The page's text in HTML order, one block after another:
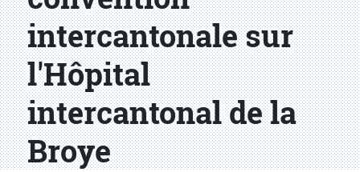
intercantonale sur
l'Hôpital
intercantonal de la
Broye